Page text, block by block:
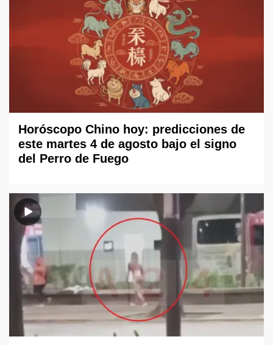
Horóscopo Chino hoy: predicciones de
este martes 4 de agosto bajo el signo
del Perro de Fuego